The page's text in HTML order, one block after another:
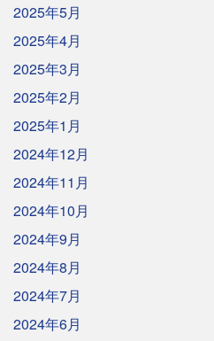
2025年5月
2025年4月
2025年3月
2025年2月
2025年1月
2024年12月
2024年11月
2024年10月
2024年9月
2024年8月
2024年7月
2024年6月